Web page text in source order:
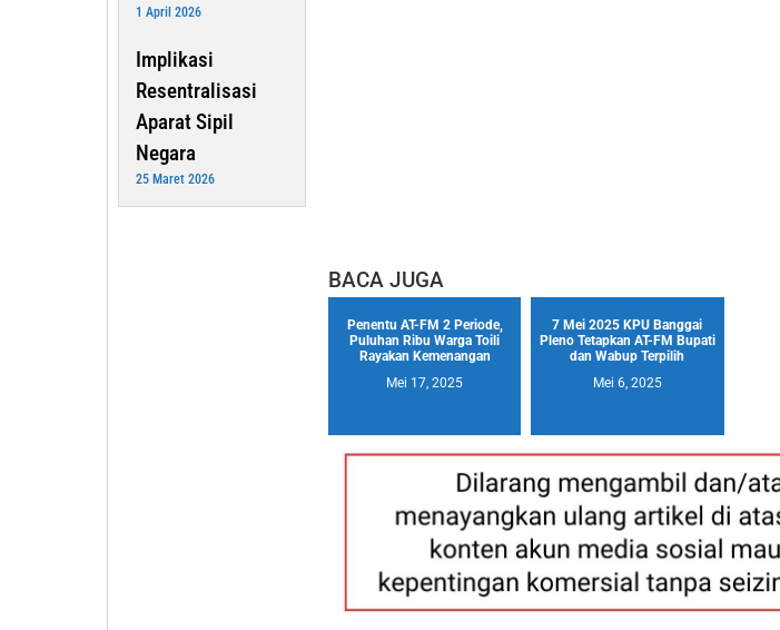
1 April 2026
Implikasi
Resentralisasi
Aparat Sipil
Negara
25 Maret 2026
BACA JUGA
Penentu AT-FM 2 Periode,
Puluhan Ribu Warga Toili
Rayakan Kemenangan
Mei 17, 2025
7 Mei 2025 KPU Banggai
Pleno Tetapkan AT-FM Bupati
dan Wabup Terpilih
Mei 6, 2025